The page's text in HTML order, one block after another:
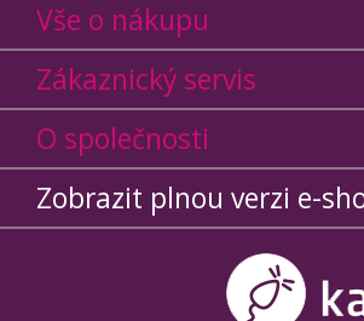
Vše o nákupu
Zákaznický servis
O společnosti
Zobrazit plnou verzi e-